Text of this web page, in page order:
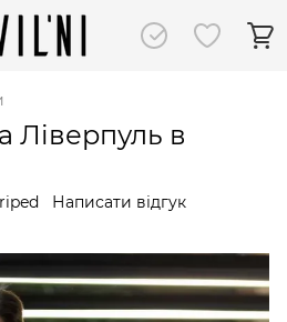
Ліверпуль в
Написати відгук